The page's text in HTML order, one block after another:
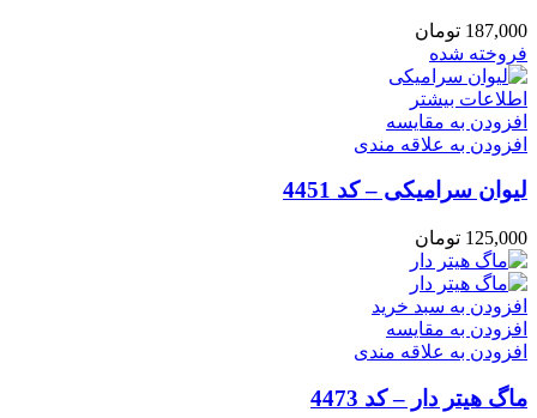
187,000 تومان
فروخته شده
اطلاعات بیشتر
افزودن به مقایسه
افزودن به علاقه مندی
لیوان سرامیکی – کد 4451
125,000 تومان
افزودن به سبد خرید
افزودن به مقایسه
افزودن به علاقه مندی
ماگ هیتر دار – کد 4473